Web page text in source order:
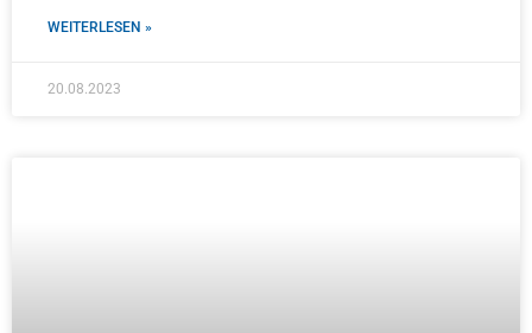
WEITERLESEN »
20.08.2023